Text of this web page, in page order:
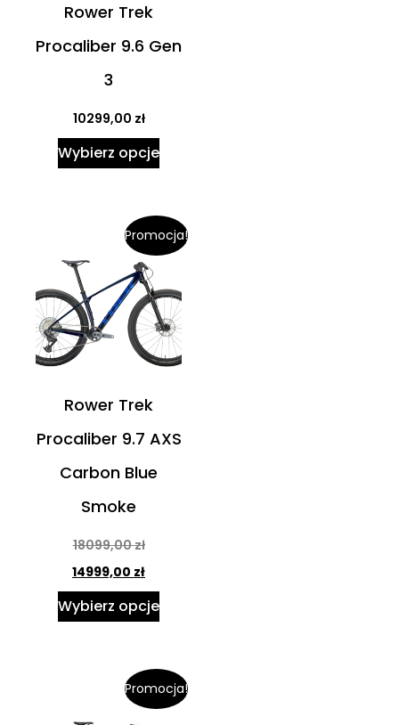
Rower Trek
Procaliber 9.6 Gen
3
10299,00 zł
Wybierz opcje
Promocja!
Rower Trek
Procaliber 9.7 AXS
Carbon Blue
Smoke
18099,00zł
14999,00 zł
Wybierz opcje
Promocja!